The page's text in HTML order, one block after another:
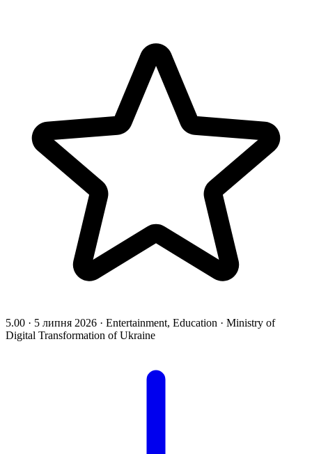
5.00 · 5 липня 2026 · Entertainment, Education · Ministry of
Digital Transformation of Ukraine